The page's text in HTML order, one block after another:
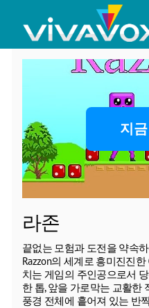
지
라존
끝없는 모험과 도전을 약속
Razzon의 세계로 흥미진진
치는 게임의 주인공으로서
한 톱, 앞을 가로막는 교활한
풍경 전체에 흩어져 있는 반